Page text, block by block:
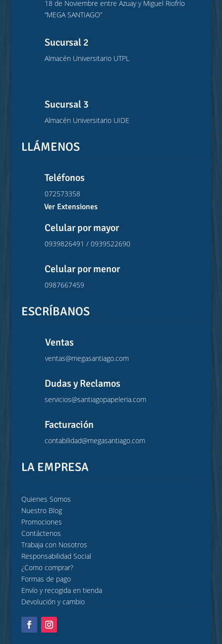
18 de Noviembre entre Azuay y Miguel Riofrío
“MEGA SANTIAGO”
Sucursal 2
Almacén Universitario UTPL
Sucursal 3
Almacén Universitario UIDE
LLÁMENOS
Teléfonos
072573358
Ver Extensiones
Celular por mayor
0939826491 / 0939522690
Celular por menor
0987667459
ESCRÍBANOS
Ventas
ventas@megasantiago.com
Dudas y Reclamos
servicios@santiagopapeleria.com
Facturación
contabilidad@megasantiago.com
LA EMPRESA
Quienes Somos
Nuestro Blog
Promociones
Contáctenos
Trabaja con Nosotros
Responsabilidad Social
¿Como comprar?
Formas de pago
Envío y recogida en tienda
Devolución y cambio